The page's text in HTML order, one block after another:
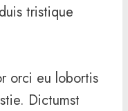
tristique
orci eu lobortis
Dictumst